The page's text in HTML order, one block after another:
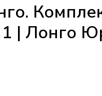
1 | Лонго